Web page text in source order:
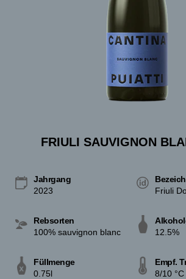
FRIULI SAUVIGNON
Jahrgang
2023
Friuli
Rebsorten
100% sauvignon blanc
12.5%
Füllmenge
0.75l
Empf.
8/10 °C